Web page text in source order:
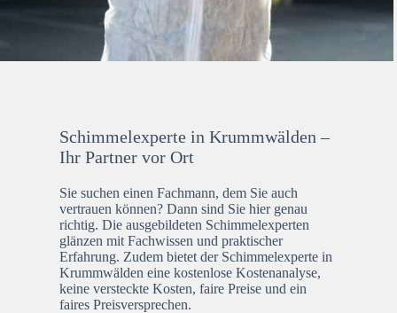
Schimmelexperte in Krummwälden –
Ihr Partner vor Ort
Sie suchen einen Fachmann, dem Sie auch
vertrauen können? Dann sind Sie hier genau
richtig. Die ausgebildeten Schimmelexperten
glänzen mit Fachwissen und praktischer
Erfahrung. Zudem bietet der Schimmelexperte in
Krummwälden eine kostenlose Kostenanalyse,
keine versteckte Kosten, faire Preise und ein
faires Preisversprechen.